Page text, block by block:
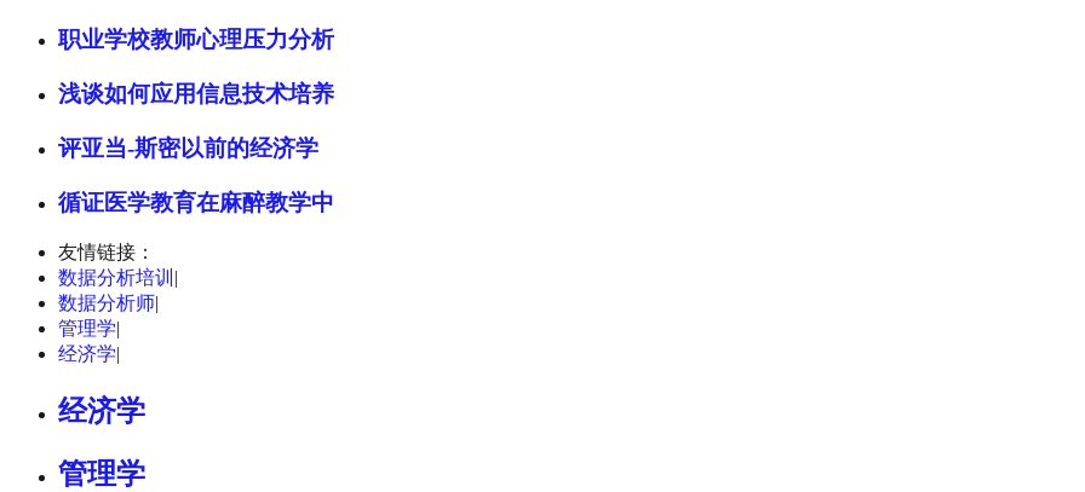
职业学校教师心理压力分析
浅谈如何应用信息技术培养
评亚当-斯密以前的经济学
循证医学教育在麻醉教学中
友情链接：
数据分析培训 |
数据分析师|
管理学|
经济学|
经济学
管理学